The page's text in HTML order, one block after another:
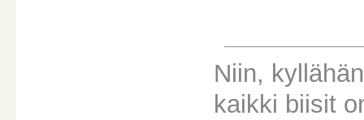
Niin,
kaikki biisit